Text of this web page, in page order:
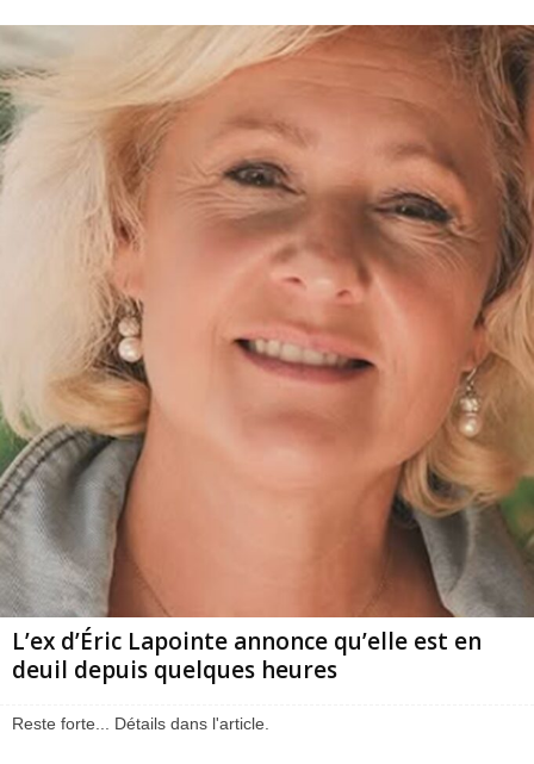
L’ex d’Éric Lapointe annonce qu’elle est en
deuil depuis quelques heures
Reste forte... Détails dans l'article.